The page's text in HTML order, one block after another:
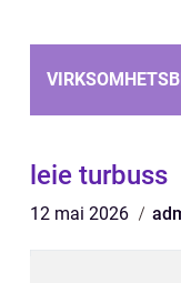
leie turbuss
12 mai 2026